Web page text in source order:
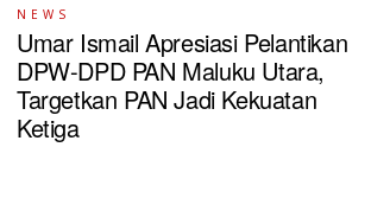
NEWS
Umar Ismail Apresiasi Pelantikan
DPW-DPD PAN Maluku Utara,
Targetkan PAN Jadi Kekuatan
Ketiga